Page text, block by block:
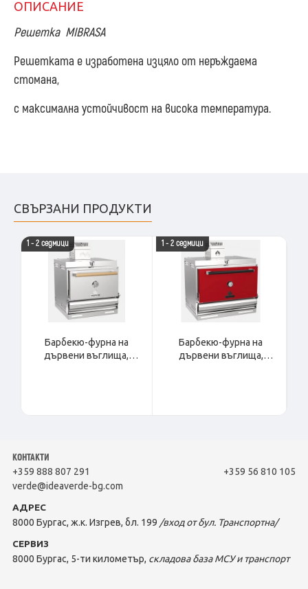
ОПИСАНИЕ
Решетка MIBRASA
Решетката е изработена изцяло от неръждаема
стомана,
с максимална устойчивост на висока температура.
СВЪРЗАНИ ПРОДУКТИ
1 - 2 седмици
Барбекю-фурна на
дървени въглища,
1 - 2 седмици
Барбекю-фурна на
дървени въглища,
КОНТАКТИ
+359 888 807 291
+359 56 810 105
verde@ideaverde-bg.com
АДРЕС
8000 Бургас, ж.к. Изгрев, бл. 199 /вход от бул. Транспортна/
СЕРВИЗ
8000 Бургас, 5-ти километър, складова база МСУ и транспорт